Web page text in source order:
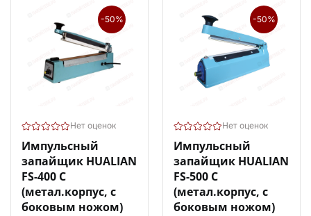
-50%
Нет оценок
Импульсный
запайщик HUALIAN
FS-400 С
(метал.корпус, с
боковым ножом)
-50%
Нет оценок
Импульсный
запайщик HUALIAN
FS-500 С
(метал.корпус, с
боковым ножом)